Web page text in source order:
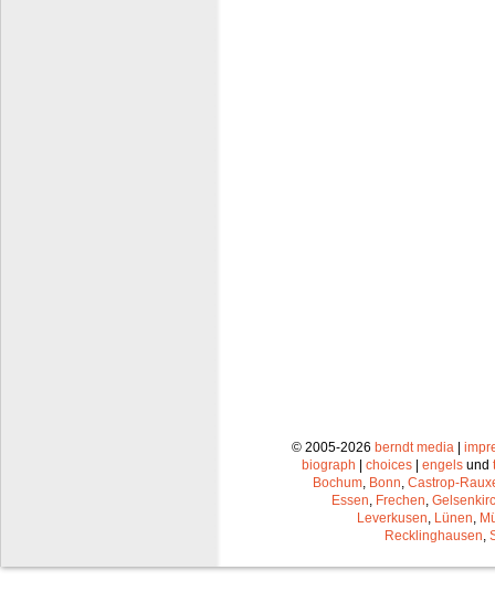
© 2005-2026 berndt media |
biograph | choices | engels und
Bochum Bonn Castrop-
Essen Frechen
Leverkusen Lünen
Recklinghausen